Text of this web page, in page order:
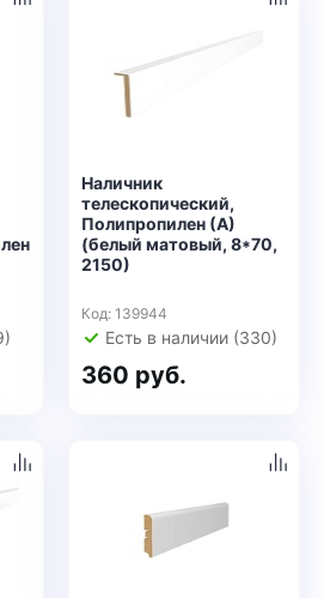
Наличник
телескопический,
Полипропилен (А)
(белый матовый, 8*70,
2150)
Код: 139944
Есть в наличии (330)
360 руб.